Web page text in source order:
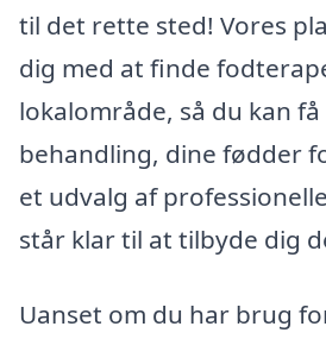
til det rette sted! Vores
dig med at finde
lokalområde, så du kan få
behandling, dine fødder
et udvalg af
står klar til at tilbyde dig
Uanset om du har brug